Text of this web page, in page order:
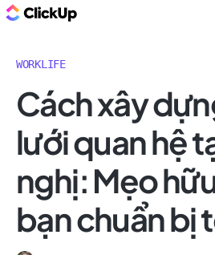
WORKLIFE
Cách xây
lưới quan hệ
nghị: Mẹo
bạn chuẩn bị